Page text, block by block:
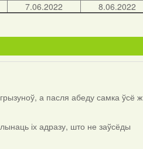
7.06.2022
8.06.2022
а пасля абеду самка ўсё ж
іх адразу, што не заўсёды